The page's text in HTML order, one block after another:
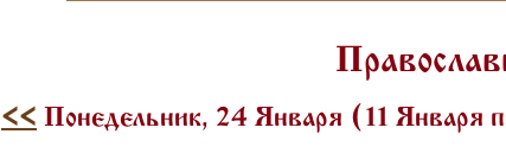
<< Понедельник, 24 Января (11 Января